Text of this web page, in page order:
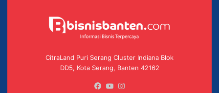
CitraLand Puri Serang Cluster Indiana Blok
DD5, Kota Serang, Banten 42162
Facebook
YouTube